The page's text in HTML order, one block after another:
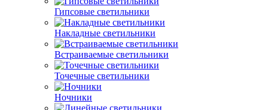
Гипсовые светильники
Накладные светильники
Встраиваемые светильники
Точечные светильники
Ночники